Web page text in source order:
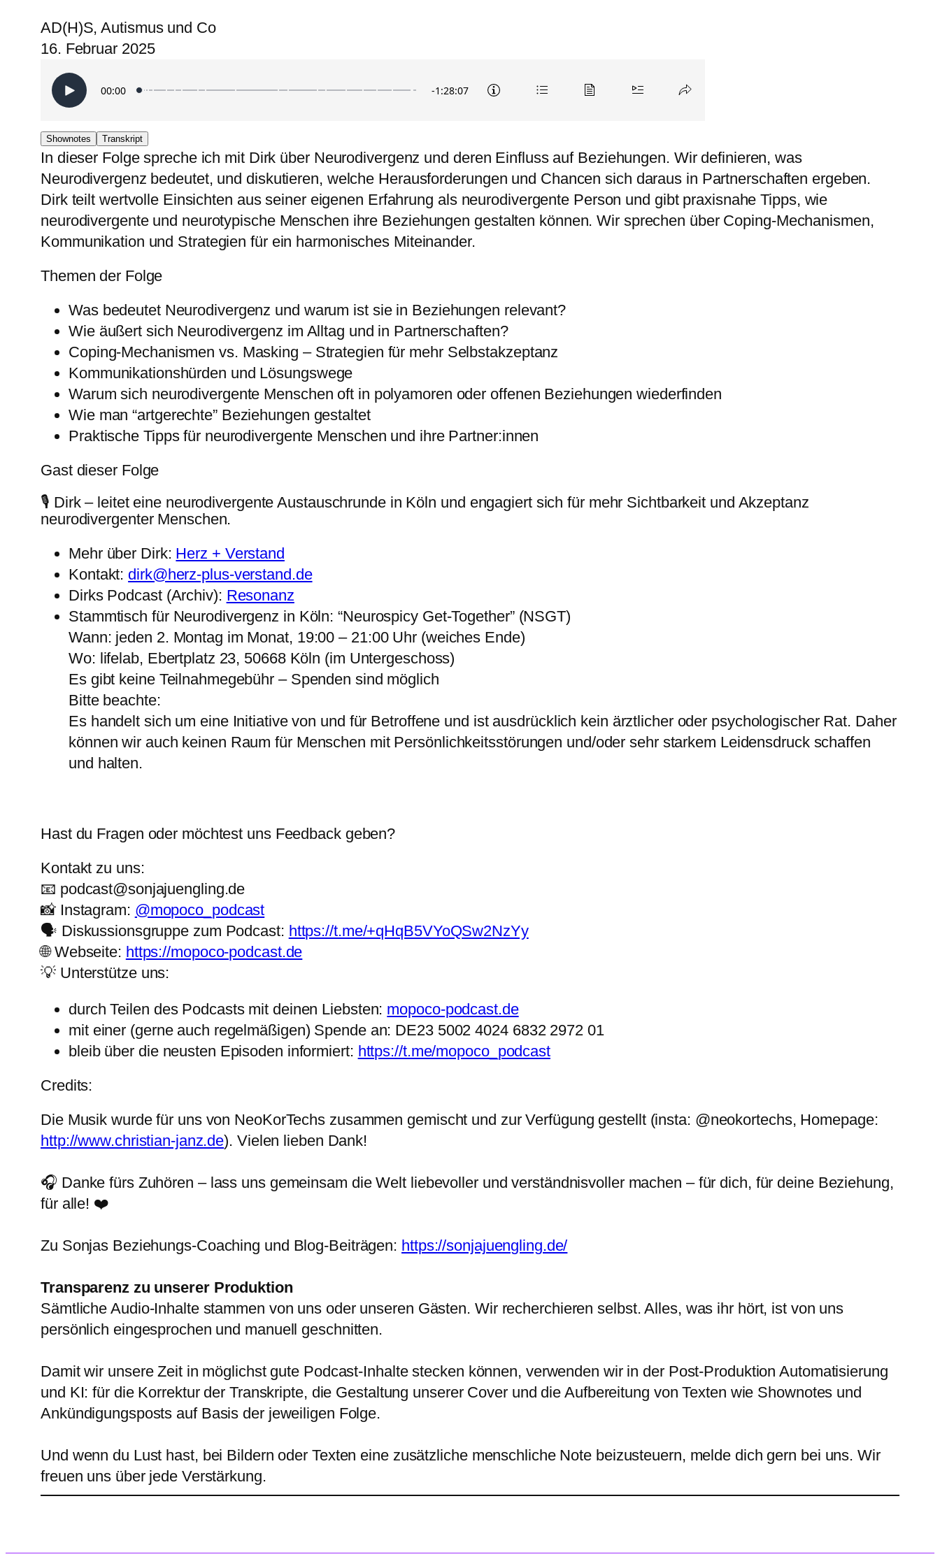
AD(H)S, Autismus und Co
16. Februar 2025
Shownotes Transkript
In dieser Folge spreche ich mit Dirk über Neurodivergenz und deren Einfluss auf Beziehungen. Wir definieren, was
Neurodivergenz bedeutet, und diskutieren, welche Herausforderungen und Chancen sich daraus in Partnerschaften ergeben.
Dirk teilt wertvolle Einsichten aus seiner eigenen Erfahrung als neurodivergente Person und gibt praxisnahe Tipps, wie
neurodivergente und neurotypische Menschen ihre Beziehungen gestalten können. Wir sprechen über Coping-Mechanismen,
Kommunikation und Strategien für ein harmonisches Miteinander.
Themen der Folge
Was bedeutet Neurodivergenz und warum ist sie in Beziehungen relevant?
Wie äußert sich Neurodivergenz im Alltag und in Partnerschaften?
Coping-Mechanismen vs. Masking – Strategien für mehr Selbstakzeptanz
Kommunikationshürden und Lösungswege
Warum sich neurodivergente Menschen oft in polyamoren oder offenen Beziehungen wiederfinden
Wie man “artgerechte” Beziehungen gestaltet
Praktische Tipps für neurodivergente Menschen und ihre Partner:innen
Gast dieser Folge
🎙️ Dirk – leitet eine neurodivergente Austauschrunde in Köln und engagiert sich für mehr Sichtbarkeit und Akzeptanz
neurodivergenter Menschen.
Mehr über Dirk: Herz + Verstand
Kontakt: dirk@herz-plus-verstand.de
Dirks Podcast (Archiv): Resonanz
Stammtisch für Neurodivergenz in Köln: “Neurospicy Get-Together” (NSGT)
Wann: jeden 2. Montag im Monat, 19:00 – 21:00 Uhr (weiches Ende)
Wo: lifelab, Ebertplatz 23, 50668 Köln (im Untergeschoss)
Es gibt keine Teilnahmegebühr – Spenden sind möglich
Bitte beachte:
Es handelt sich um eine Initiative von und für Betroffene und ist ausdrücklich kein ärztlicher oder psychologischer Rat. Daher
können wir auch keinen Raum für Menschen mit Persönlichkeitsstörungen und/oder sehr starkem Leidensdruck schaffen
und halten.
Hast du Fragen oder möchtest uns Feedback geben?
Kontakt zu uns:
📧 podcast@sonjajuengling.de
📸 Instagram: @mopoco_podcast
🗣️ Diskussionsgruppe zum Podcast: https://t.me/+qHqB5VYoQSw2NzYy
🌐 Webseite: https://mopoco-podcast.de
💡 Unterstütze uns:
durch Teilen des Podcasts mit deinen Liebsten: mopoco-podcast.de
mit einer (gerne auch regelmäßigen) Spende an: DE23 5002 4024 6832 2972 01
bleib über die neusten Episoden informiert: https://t.me/mopoco_podcast
Credits:
Die Musik wurde für uns von NeoKorTechs zusammen gemischt und zur Verfügung gestellt (insta: @neokortechs, Homepage:
http://www.christian-janz.de). Vielen lieben Dank!
🎧 Danke fürs Zuhören – lass uns gemeinsam die Welt liebevoller und verständnisvoller machen – für dich, für deine Beziehung,
für alle! ❤️
Zu Sonjas Beziehungs-Coaching und Blog-Beiträgen: https://sonjajuengling.de/
Transparenz zu unserer Produktion
Sämtliche Audio-Inhalte stammen von uns oder unseren Gästen. Wir recherchieren selbst. Alles, was ihr hört, ist von uns
persönlich eingesprochen und manuell geschnitten.
Damit wir unsere Zeit in möglichst gute Podcast-Inhalte stecken können, verwenden wir in der Post-Produktion Automatisierung
und KI: für die Korrektur der Transkripte, die Gestaltung unserer Cover und die Aufbereitung von Texten wie Shownotes und
Ankündigungsposts auf Basis der jeweiligen Folge.
Und wenn du Lust hast, bei Bildern oder Texten eine zusätzliche menschliche Note beizusteuern, melde dich gern bei uns. Wir
freuen uns über jede Verstärkung.